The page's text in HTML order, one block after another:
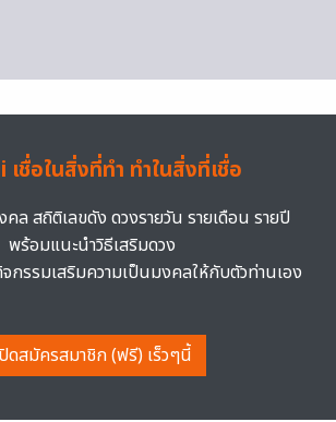
เชื่อในสิ่งที่ทำ ทำในสิ่งที่เชื่อ
คล สถิติเลขดัง ดวงรายวัน รายเดือน รายปี
พร้อมแนะนำวิธีเสริมดวง
กรรมเสริมความเป็นมงคลให้กับตัวท่านเอง
ดสมัครสมาชิก (ฟรี) เร็วๆนี้